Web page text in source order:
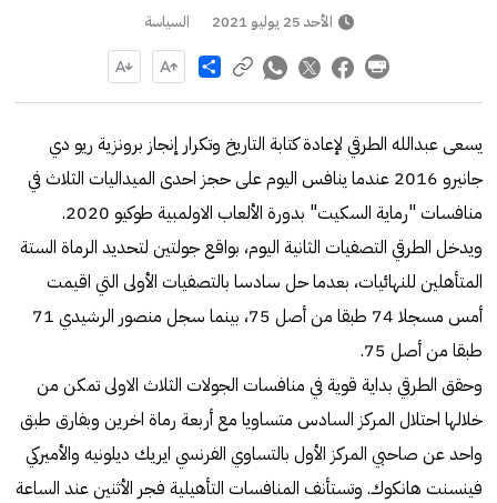
الأحد 25 يوليو 2021 السياسة
Share
يسعى عبدالله الطرقي لإعادة كتابة التاريخ وتكرار إنجاز برونزية ريو دي
جانيرو 2016 عندما ينافس اليوم على حجز احدى الميداليات الثلاث في
منافسات "رماية السكيت" بدورة الألعاب الاولمبية طوكيو 2020.
ويدخل الطرقي التصفيات الثانية اليوم، بواقع جولتين لتحديد الرماة الستة
المتأهلين للنهائيات، بعدما حل سادسا بالتصفيات الأولى التي اقيمت
أمس مسجلا 74 طبقا من أصل 75، بينما سجل منصور الرشيدي 71
طبقا من أصل 75.
وحقق الطرقي بداية قوية في منافسات الجولات الثلاث الاولى تمكن من
خلالها احتلال المركز السادس متساويا مع أربعة رماة اخرين وبفارق طبق
واحد عن صاحبي المركز الأول بالتساوي الفرنسي ايريك ديلونيه والأميركي
فينسنت هانكوك. وتستأنف المنافسات التأهيلية فجر الأثنين عند الساعة